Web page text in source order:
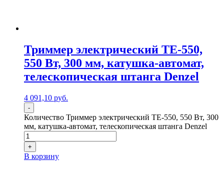
Триммер электрический TE-550,
550 Вт, 300 мм, катушка-автомат,
телескопическая штанга Denzel
4 091,10 руб.
-
Количество Триммер электрический TE-550, 550 Вт, 300
мм, катушка-автомат, телескопическая штанга Denzel
+
В корзину